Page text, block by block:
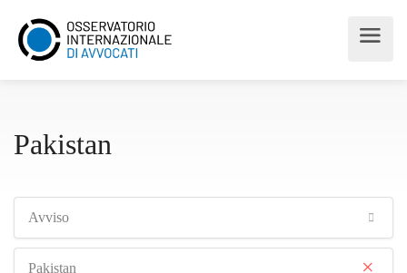
Pakistan
Avviso
Pakistan ×